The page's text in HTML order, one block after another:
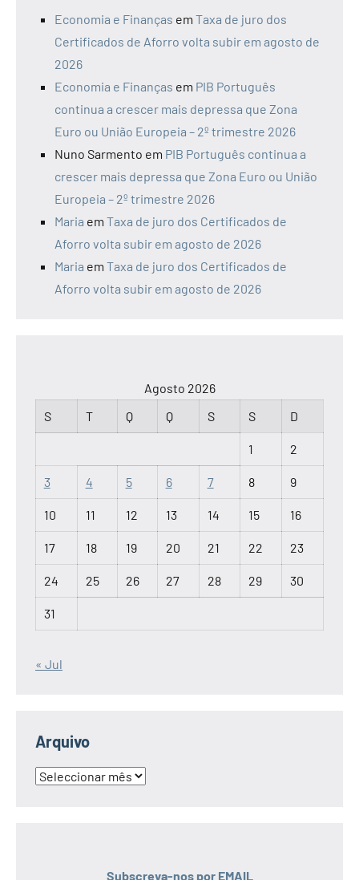
Economia e Finanças em Taxa de juro dos
Certificados de Aforro volta subir em agosto de
2026
Economia e Finanças em PIB Português
continua a crescer mais depressa que Zona
Euro ou União Europeia – 2º trimestre 2026
Nuno Sarmento em PIB Português continua a
crescer mais depressa que Zona Euro ou União
Europeia – 2º trimestre 2026
Maria em Taxa de juro dos Certificados de
Aforro volta subir em agosto de 2026
Maria em Taxa de juro dos Certificados de
Aforro volta subir em agosto de 2026
Agosto 2026
S
T Q Q S S D
1 2
3 4 5 6 7 8 9
10 11 12 13 14 15 16
17 18 19 20 21 22 23
24 25 26 27 28 29 30
31
« Jul
Arquivo
Arquivo
Subscreva-nos por EMAIL